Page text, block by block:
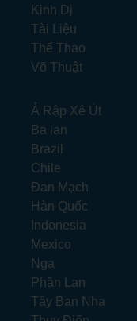
Kinh Dị
Tài Liệu
Thể Thao
Võ Thuật
Ả Rập Xê Út
Ba lan
Brazil
Chile
Đan Mạch
Hàn Quốc
Indonesia
Mexico
Nga
Phần Lan
Tây Ban Nha